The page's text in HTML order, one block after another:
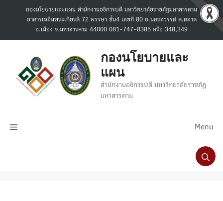
กองนโยบายและแผน สำนักงานอธิการบดี มหาวิทยาลัยราชภัฏมหาสารคาม
อาคารเฉลิมพระเกียรติ 72 พรรษา ชั้น4 เลขที่ 80 ถ.นครสวรรค์ ต.ตลาด
อ.เมือง จ.มหาสารคาม 44000 081-747-8385 หรือ 348,349
กองนโยบายและ
แผน
สำนักงานอธิการบดี มหาวิทยาลัยราชภัฏ
มหาสารคาม
Menu